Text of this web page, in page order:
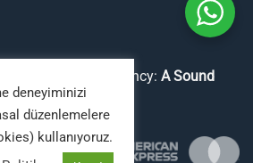
Digital Agency: A Sound
deneyiminizi
düzenlemelere
kullanıyoruz.